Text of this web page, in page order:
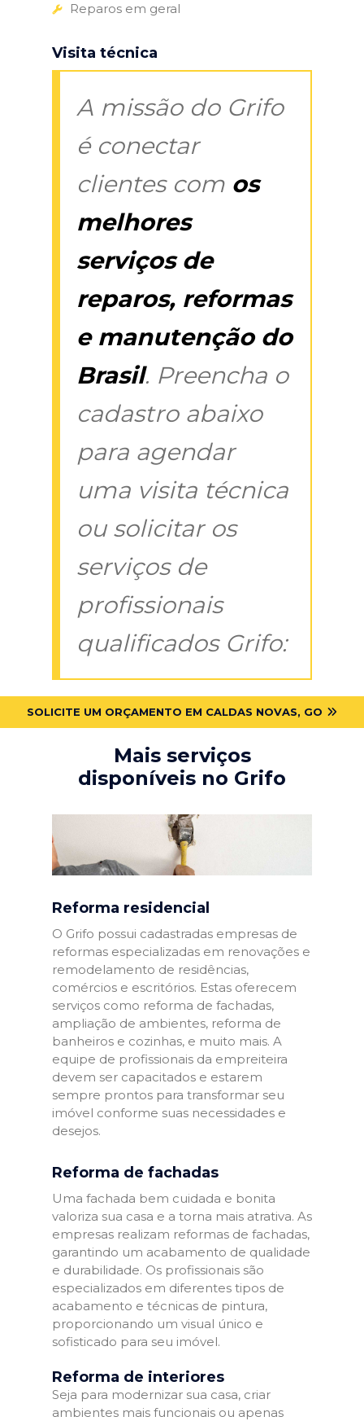
Reparos em geral
Visita técnica
A missão do Grifo
é conectar
clientes com os
melhores
serviços de
reparos, reformas
e manutenção do
Brasil. Preencha o
cadastro abaixo
para agendar
uma visita técnica
ou solicitar os
serviços de
profissionais
qualificados Grifo:
SOLICITE UM ORÇAMENTO EM CALDAS NOVAS, GO
Mais serviços
disponíveis no Grifo
Reforma residencial
O Grifo possui cadastradas empresas de
reformas especializadas em renovações e
remodelamento de residências,
comércios e escritórios. Estas oferecem
serviços como reforma de fachadas,
ampliação de ambientes, reforma de
banheiros e cozinhas, e muito mais. A
equipe de profissionais da empreiteira
devem ser capacitados e estarem
sempre prontos para transformar seu
imóvel conforme suas necessidades e
desejos.
Reforma de fachadas
Uma fachada bem cuidada e bonita
valoriza sua casa e a torna mais atrativa. As
empresas realizam reformas de fachadas,
garantindo um acabamento de qualidade
e durabilidade. Os profissionais são
especializados em diferentes tipos de
acabamento e técnicas de pintura,
proporcionando um visual único e
sofisticado para seu imóvel.
Reforma de interiores
Seja para modernizar sua casa, criar
ambientes mais funcionais ou apenas